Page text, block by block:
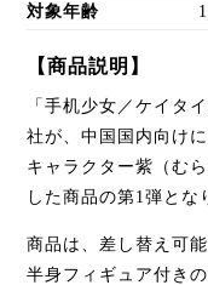
対象年齢
【商品説明】
「手机少女／ケイタ
社が、中国国内向け
キャラクター紫（む
した商品の第1弾とな
商品は、差し替え可
半身フィギュア付き